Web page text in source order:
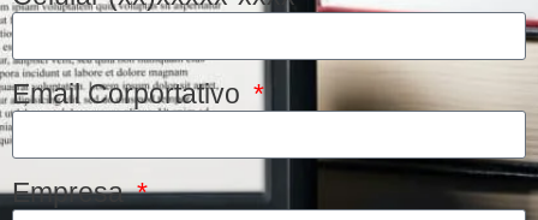
Email Corportativo
Empresa